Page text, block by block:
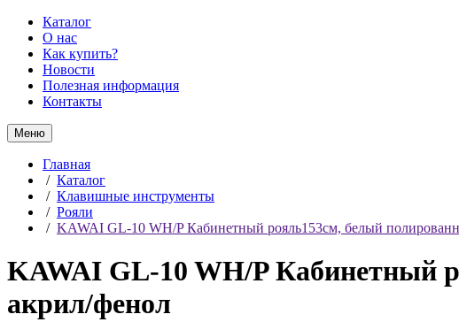
Каталог
О нас
Как купить?
Новости
Полезная информация
Контакты
Меню
Главная
/ Каталог
/ Клавишные инструменты
/ Рояли
/ KAWAI GL-10 WH/P Кабинетный рояль153см, белый
KAWAI GL-10 WH/P Кабинетный
акрил/фенол